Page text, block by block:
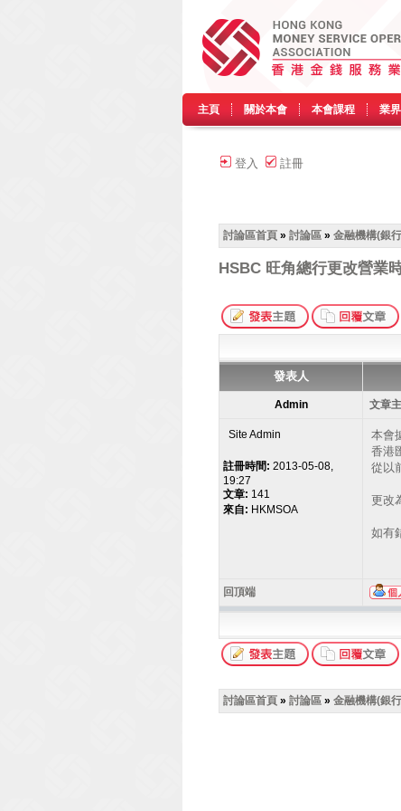
主頁 關於本會 本會課程 業
登入 註冊
討論區首頁 » 討論區 » 金融機構(銀
HSBC 旺角總行更改營業
發表人
Admin 文章
Site Admin
註冊時間: 2013-05-08,
19:27
文章: 141
來自: HKMSOA
本會
香港
從以
更改
如有
回頂端
討論區首頁 » 討論區 » 金融機構(銀